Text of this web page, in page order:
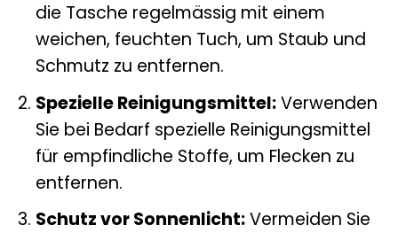
die Tasche regelmässig mit einem
weichen, feuchten Tuch, um Staub und
Schmutz zu entfernen.
Spezielle Reinigungsmittel:Verwenden
Sie bei Bedarf spezielle Reinigungsmittel
für empfindliche Stoffe, um Flecken zu
entfernen.
Schutz vor Sonnenlicht:Vermeiden Sie